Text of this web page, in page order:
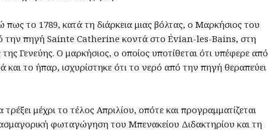
το 1789, κατά τη διάρκεια μιας βόλτας, ο Μαρκήσιος του
την πηγή Sainte Catherine κοντά στο Évian-les-Bains, στη
Γενεύης. Ο μαρκήσιος, ο οποίος υποτίθεται ότι υπέφερε από
το ήπαρ, ισχυρίστηκε ότι το νερό από την πηγή θεραπεύει
μέχρι το τέλος Απριλίου, οπότε και προγραμματίζεται
φωταγώγηση του Μπενακείου Διδακτηρίου και τη